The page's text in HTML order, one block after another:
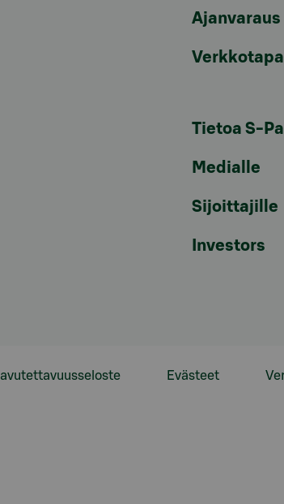
Ajanvaraus
Tietoa S-
Medialle
Sijoittajille
Investors
Evästeet